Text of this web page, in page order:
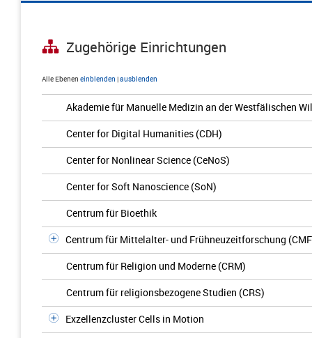
Zugehörige Einrichtungen
Alle Ebenen einblenden |ausblenden
Akademie für Manuelle Medizin an der Westfälischen
Center for Digital Humanities (CDH)
Center for Nonlinear Science (CeNoS)
Center for Soft Nanoscience (SoN)
Centrum für Bioethik
Centrum für Mittelalter- und Frühneuzeitforschung
Centrum für Religion und Moderne (CRM)
Centrum für religionsbezogene Studien (CRS)
Exzellenzcluster Cells in Motion